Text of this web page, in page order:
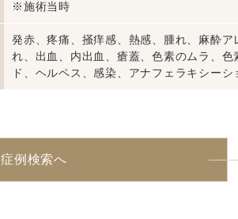
※施術当時
発赤、疼痛、掻痒感、熱感、腫れ、麻酔
れ、出血、内出血、瘡蓋、色素のムラ、
ド、ヘルペス、感染、アナフェラキシーシ
症例検索へ